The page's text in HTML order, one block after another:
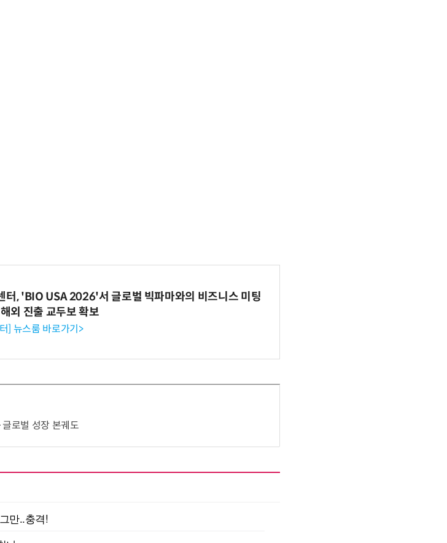
터, 'BIO USA 2026'서 글로벌 빅파마와의 비즈니스 미팅
외 진출 교두보 확보
] 뉴스룸 바로가기>
로벌 성장 본궤도